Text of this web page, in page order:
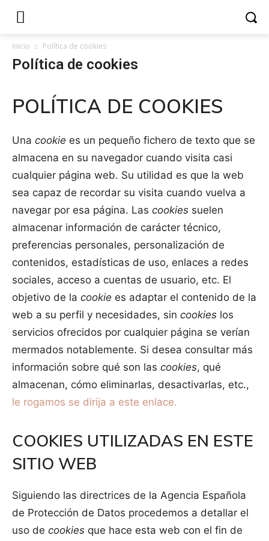
Inicio Política de cookies
Política de cookies
POLÍTICA DE COOKIES
Una cookie es un pequeño fichero de texto que se
almacena en su navegador cuando visita casi
cualquier página web. Su utilidad es que la web
sea capaz de recordar su visita cuando vuelva a
navegar por esa página. Las cookies suelen
almacenar información de carácter técnico,
preferencias personales, personalización de
contenidos, estadísticas de uso, enlaces a redes
sociales, acceso a cuentas de usuario, etc. El
objetivo de la cookie es adaptar el contenido de la
web a su perfil y necesidades, sin cookies los
servicios ofrecidos por cualquier página se verían
mermados notablemente. Si desea consultar más
información sobre qué son las cookies, qué
almacenan, cómo eliminarlas, desactivarlas, etc.,
le rogamos se dirija a este enlace.
COOKIES UTILIZADAS EN ESTE
SITIO WEB
Siguiendo las directrices de la Agencia Española
de Protección de Datos procedemos a detallar el
uso de cookies que hace esta web con el fin de